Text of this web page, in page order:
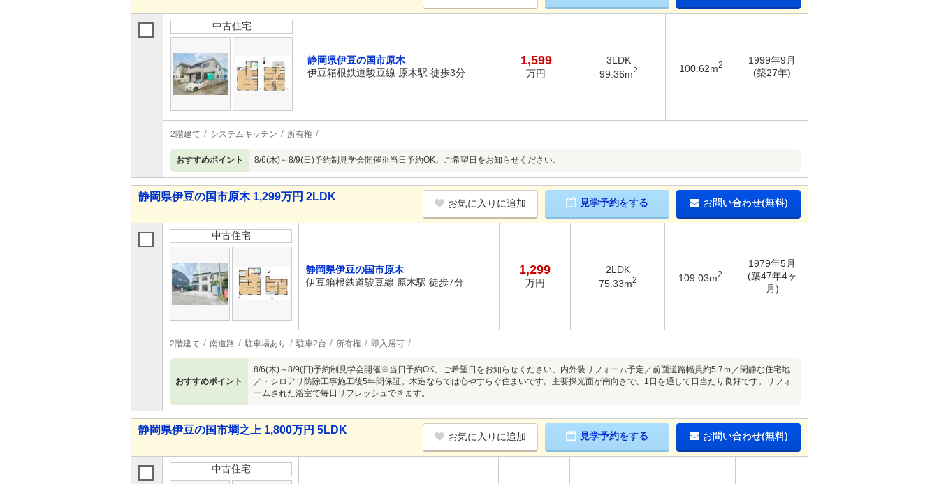
中古住宅
静岡県伊豆の国市原木
伊豆箱根鉄道駿豆線 原木駅 徒歩3分
1,599
万円
3LDK
99.36m2 100.62m2
1999年9月
(築27年)
2階建て システムキッチン 所有権
おすすめポイント 8/6(木)～8/9(日)予約制見学会開催※当日予約OK。ご希望日をお知らせください。
静岡県伊豆の国市原木 1,299万円 2LDK
お気に入りに追加 見学予約をする お問い合わせ(無料)
中古住宅
静岡県伊豆の国市原木
伊豆箱根鉄道駿豆線 原木駅 徒歩7分
1,299
万円
2LDK
75.33m2 109.03m2
1979年5月
(築47年4ヶ
月)
2階建て 南道路 駐車場あり 駐車2台 所有権 即入居可
おすすめポイント
8/6(木)～8/9(日)予約制見学会開催※当日予約OK。ご希望日をお知らせください。内外装リフォーム予定／前面道路幅員約5.7ｍ／閑静な住宅地
／・シロアリ防除工事施工後5年間保証。木造ならでは心やすらぐ住まいです。主要採光面が南向きで、1日を通して日当たり良好です。リフォ
ームされた浴室で毎日リフレッシュできます。
静岡県伊豆の国市墹之上 1,800万円 5LDK
お気に入りに追加 見学予約をする お問い合わせ(無料)
中古住宅